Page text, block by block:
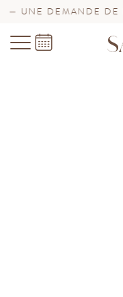
DE BIJOU